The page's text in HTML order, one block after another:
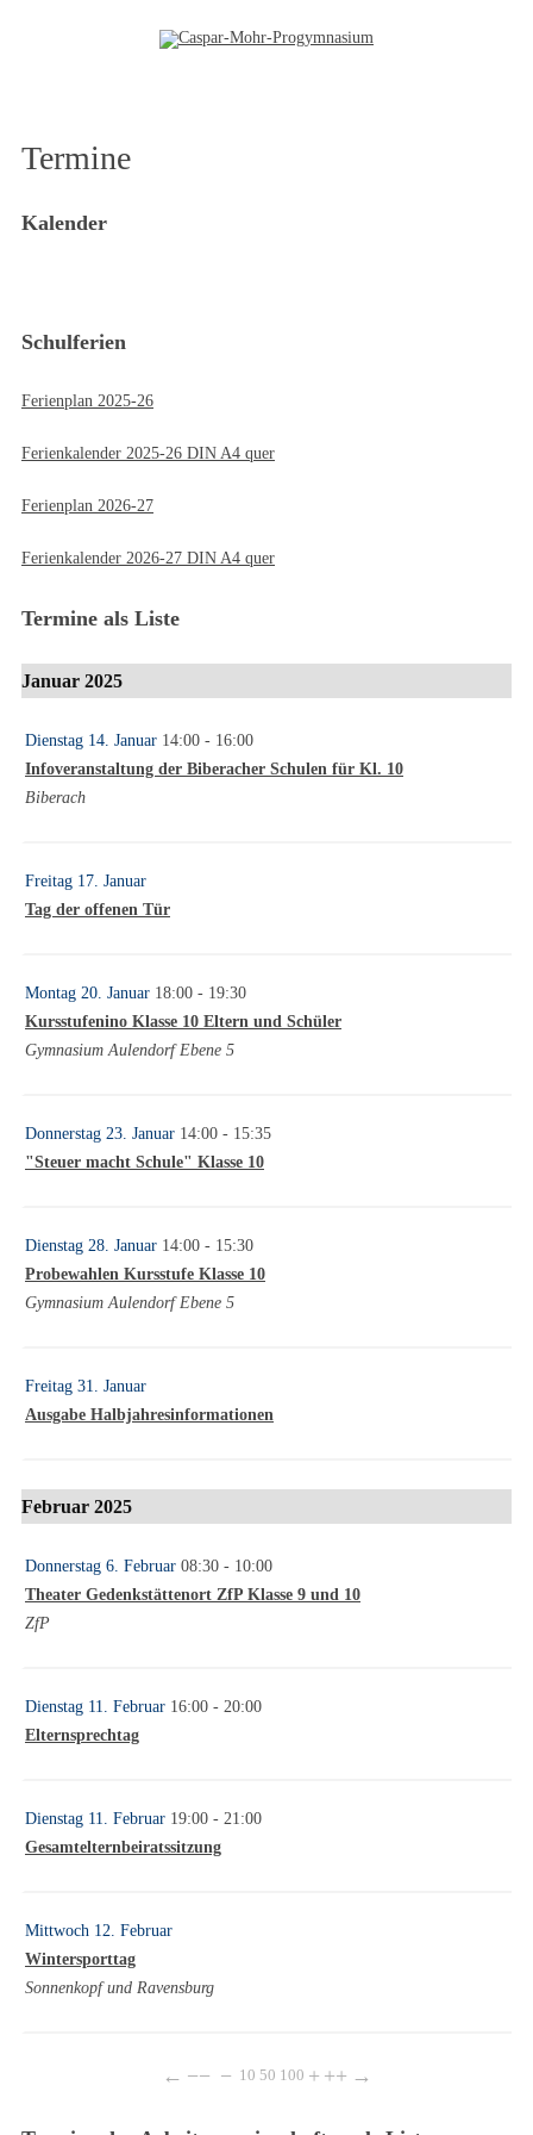
Termine
Kalender
Schulferien
Ferienplan 2025-26
Ferienkalender 2025-26 DIN A4 quer
Ferienplan 2026-27
Ferienkalender 2026-27 DIN A4 quer
Termine als Liste
Januar 2025
Dienstag 14. Januar 14:00 - 16:00
Infoveranstaltung der Biberacher Schulen für Kl. 10
Biberach
Freitag 17. Januar
Tag der offenen Tür
Montag 20. Januar 18:00 - 19:30
Kursstufenino Klasse 10 Eltern und Schüler
Gymnasium Aulendorf Ebene 5
Donnerstag 23. Januar 14:00 - 15:35
"Steuer macht Schule" Klasse 10
Dienstag 28. Januar 14:00 - 15:30
Probewahlen Kursstufe Klasse 10
Gymnasium Aulendorf Ebene 5
Freitag 31. Januar
Ausgabe Halbjahresinformationen
Februar 2025
Donnerstag 6. Februar 08:30 - 10:00
Theater Gedenkstättenort ZfP Klasse 9 und 10
ZfP
Dienstag 11. Februar 16:00 - 20:00
Elternsprechtag
Dienstag 11. Februar 19:00 - 21:00
Gesamtelternbeiratssitzung
Mittwoch 12. Februar
Wintersporttag
Sonnenkopf und Ravensburg
← −− − 10 50 100 + ++ →